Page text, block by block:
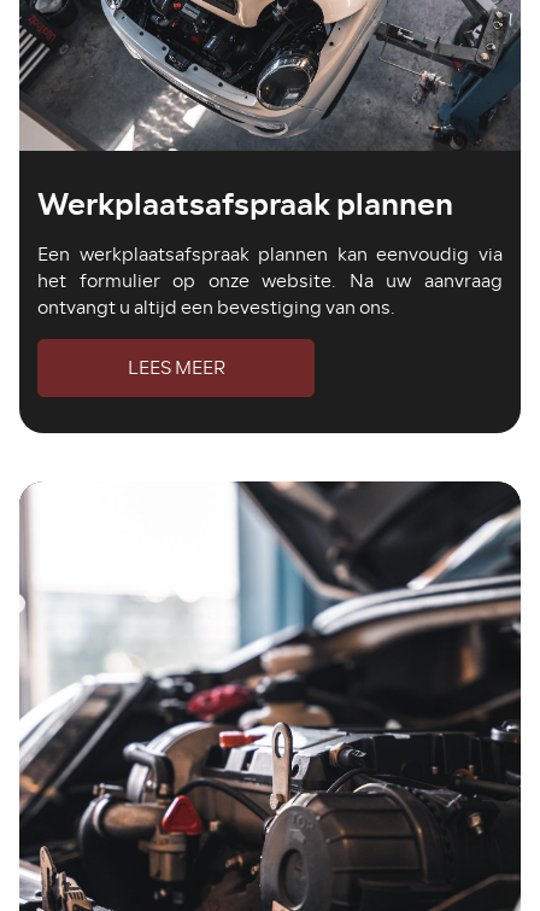
Werkplaatsafspraak plannen
Een werkplaatsafspraak plannen kan eenvoudig via
het formulier op onze website. Na uw aanvraag
ontvangt u altijd een bevestiging van ons.
LEES MEER